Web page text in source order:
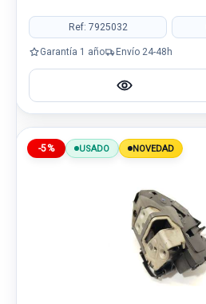
Ref: 7925032
Garantía 1 año Envío 24-48h
-5% USADO NOVEDAD